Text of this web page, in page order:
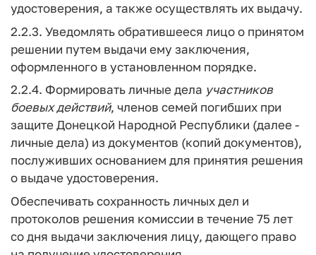
удостоверения, а также осуществлять их выдачу.
2.2.3. Уведомлять обратившееся лицо о принятом
решении путем выдачи ему заключения,
оформленного в установленном порядке.
2.2.4. Формировать личные дела участников
боевыхдействий, членов семей погибших при
защите Донецкой Народной Республики (далее -
личные дела) из документов (копий документов),
послуживших основанием для принятия решения
о выдаче удостоверения.
Обеспечивать сохранность личных дел и
протоколов решения комиссии в течение 75 лет
со дня выдачи заключения лицу, дающего право